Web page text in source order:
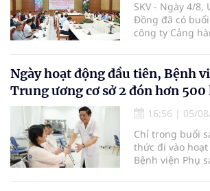
SKV - Ngày 4/8,
Đồng đã có
công ty Cảng
tác giữa tỉnh
trong việc phục
hàng không,
đường bay nội
Ngày hoạt động đầu tiên, Bệnh
Trung ương cơ sở 2 đón hơn
16:56 | 05/
Chỉ trong buổi
thức đi vào
Bệnh viện Phụ